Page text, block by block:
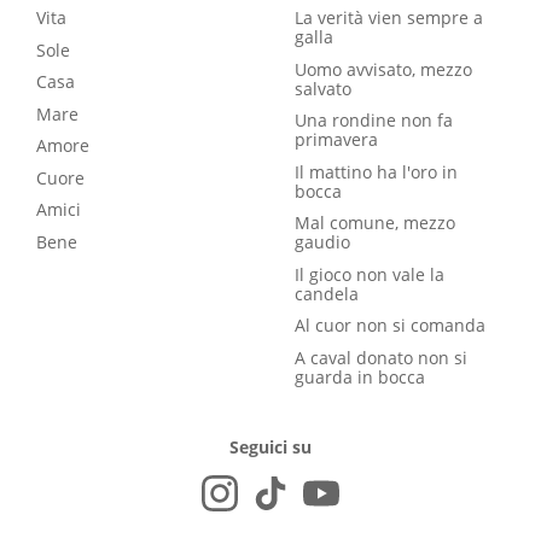
Vita
Sole
Casa
Mare
Amore
Cuore
Amici
Bene
La verità vien sempre a
galla
Uomo avvisato, mezzo
salvato
Una rondine non fa
primavera
Il mattino ha l'oro in
bocca
Mal comune, mezzo
gaudio
Il gioco non vale la
candela
Al cuor non si comanda
A caval donato non si
guarda in bocca
Seguici su